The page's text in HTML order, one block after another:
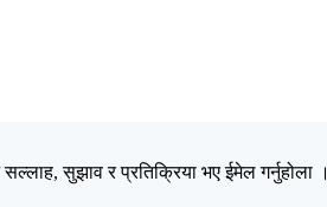
सुझाव र प्रतिक्रिया भए ईमेल गर्नुहोला ।